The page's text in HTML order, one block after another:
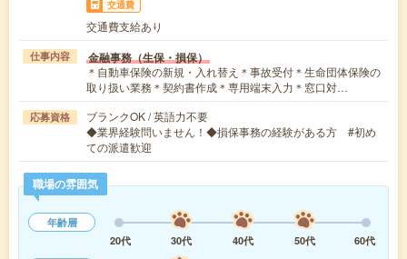
交通費
交通費支給あり
仕事内容 金融事務（生保・損保）
＊自動車保険の新規・入れ替え＊事故受付＊生命団体保険の
取り扱い業務＊契約書作成＊専用端末入力＊窓口対…
応募資格
ブランクOK / 英語力不要
◆業界経験問いません！◆損保事務の経験がある方 #初め
ての派遣歓迎
職場の雰囲気
年齢層
20代
30代 40代 50代
60代